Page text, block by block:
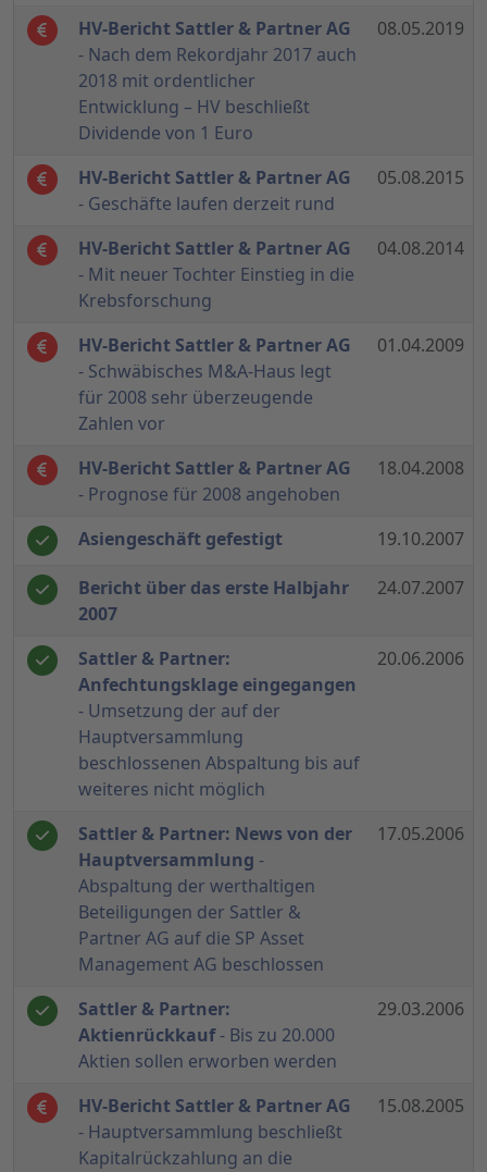
HV-Bericht Sattler & Partner AG
- Nach dem Rekordjahr 2017 auch
2018 mit ordentlicher
Entwicklung – HV beschließt
Dividende von 1 Euro
08.05.2019
HV-Bericht Sattler & Partner AG
- Geschäfte laufen derzeit rund
05.08.2015
HV-Bericht Sattler & Partner AG
- Mit neuer Tochter Einstieg in die
Krebsforschung
04.08.2014
HV-Bericht Sattler & Partner AG
- Schwäbisches M&A-Haus legt
für 2008 sehr überzeugende
Zahlen vor
01.04.2009
HV-Bericht Sattler & Partner AG
- Prognose für 2008 angehoben
18.04.2008
Asiengeschäft gefestigt 19.10.2007
Bericht über das erste Halbjahr
2007
24.07.2007
Sattler & Partner:
Anfechtungsklage eingegangen
- Umsetzung der auf der
Hauptversammlung
beschlossenen Abspaltung bis auf
weiteres nicht möglich
20.06.2006
Sattler & Partner: News von der
Hauptversammlung -
Abspaltung der werthaltigen
Beteiligungen der Sattler &
Partner AG auf die SP Asset
Management AG beschlossen
17.05.2006
Sattler & Partner:
Aktienrückkauf- Bis zu 20.000
Aktien sollen erworben werden
29.03.2006
HV-Bericht Sattler & Partner AG
- Hauptversammlung beschließt
Kapitalrückzahlung an die
15.08.2005